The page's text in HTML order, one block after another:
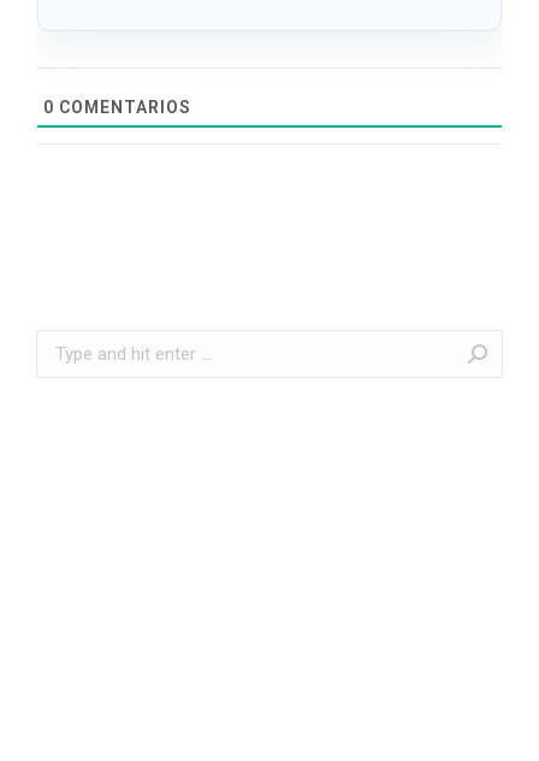
0 COMENTARIOS
Search: